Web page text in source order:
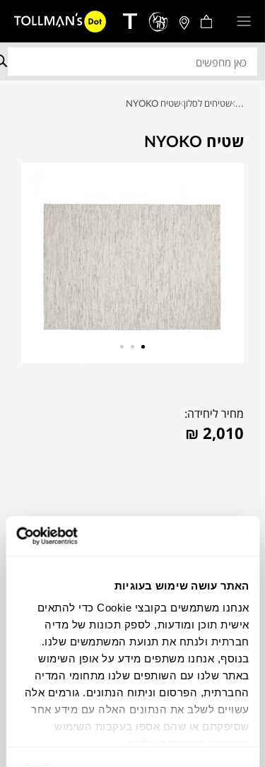
האתר עושה שימוש בעוגיות
אנחנו משתמשים בקובצי Cookie כדי להתאים
אישית תוכן ומודעות, לספק תכונות של מדיה
חברתית ולנתח את תנועת המשתמשים שלנו.
בנוסף, אנחנו משתפים מידע על אופן השימוש
באתר שלנו עם השותפים שלנו מתחומי המדיה
החברתית, הפרסום וניתוח הנתונים. גורמים אלה
עשויים לשלב את הנתונים האלה עם מידע אחר
שסיפקתם או שהם אספו בעקבות השימוש
... שטיחים לסלון שטיח NYOKO
שטיח NYOKO
מחיר ליחידה:
₪ 2,010
להדמיית AI Design
תוכלו למצוא אותי ב:
צבעים